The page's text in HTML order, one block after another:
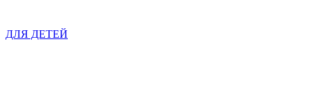
ДЛЯ ДЕТЕЙ